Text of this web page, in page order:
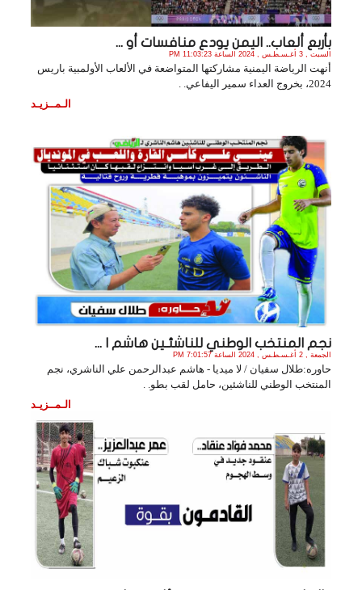
بأربع ألعاب.. اليمن يودع منافسات أو ...
السبت , 3 أغـسـطـس , 2024 الساعة 11:03:23 PM
أنهت الرياضة اليمنية مشاركتها المتواضعة في الألعاب الأولمبية باريس
الـمــزيـد
نجم المنتخب الوطني للناشئـين هاشم ا ...
الجمعة , 2 أغـسـطـس , 2024 الساعة 7:01:57 PM
حاوره:طلال سفيان / لا ميديا - هاشم عبدالرحمن علي الناشري، نجم
المنتخب الوطني للناشئين، حامل لقب بطو. .
الـمــزيـد